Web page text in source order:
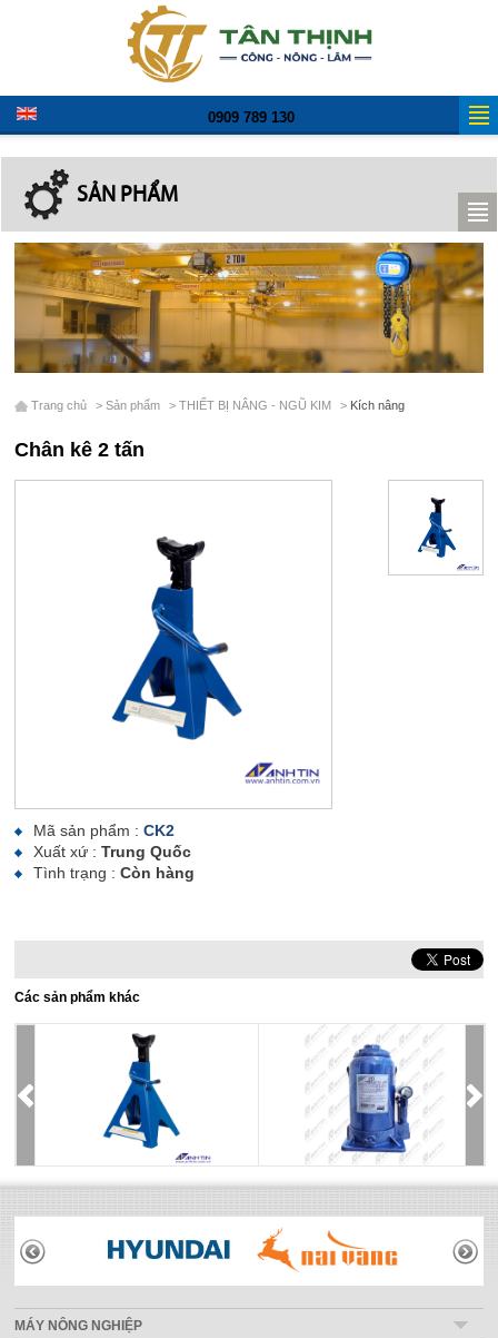
0909 789 130
SẢN PHẨM
Trang chủ >Sản phẩm >THIẾT BỊ NÂNG - NGŨ KIM > Kích nâng
Chân kê 2 tấn
Mã sản phẩm : CK2
Xuất xứ : Trung Quốc
Tình trạng : Còn hàng
Các sản phẩm khác
THƯƠNG HIỆU
MÁY NÔNG NGHIỆP